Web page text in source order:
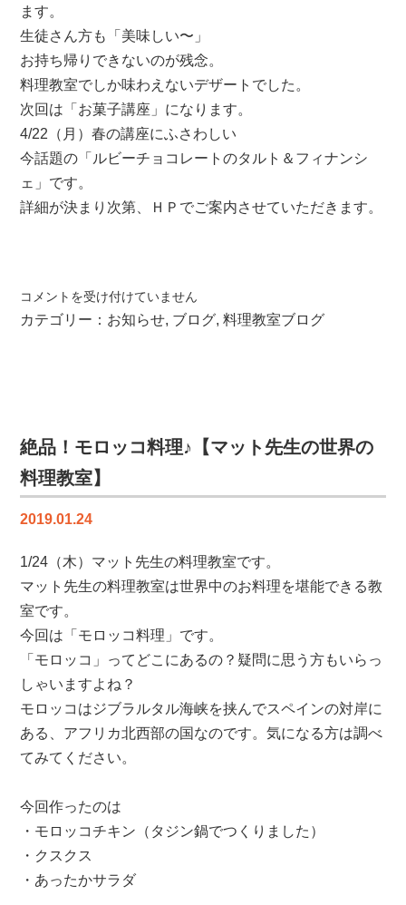
ます。
生徒さん方も「美味しい〜」
お持ち帰りできないのが残念。
料理教室でしか味わえないデザートでした。
次回は「お菓子講座」になります。
4/22（月）春の講座にふさわしい
今話題の「ルビーチョコレートのタルト＆フィナンシ
ェ」です。
詳細が決まり次第、ＨＰでご案内させていただきます。
チ
ー
ュ！？
コ
先
の
フ
ラ
ン
ス
理
教
室】
は
コメントを受け付けていません
カテゴリー： お知らせ, ブログ,料理教室ブログ
絶品！モロッコ料理♪【マット先生の世界の
料理教室】
2019.01.24
1/24（木）マット先生の料理教室です。
マット先生の料理教室は世界中のお料理を堪能できる教
室です。
今回は「モロッコ料理」です。
「モロッコ」ってどこにあるの？疑問に思う方もいらっ
しゃいますよね？
モロッコはジブラルタル海峡を挟んでスペインの対岸に
ある、アフリカ北西部の国なのです。気になる方は調べ
てみてください。
今回作ったのは
・モロッコチキン（タジン鍋でつくりました）
・クスクス
・あったかサラダ